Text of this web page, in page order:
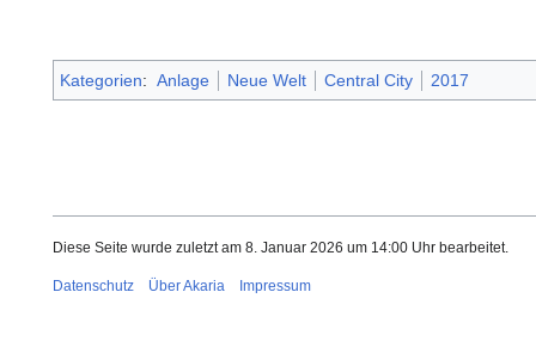
Kategorien: Anlage Neue Welt Central City 2017
Diese Seite wurde zuletzt am 8. Januar 2026 um 14:00 Uhr bearbeitet.
Datenschutz Über Akaria Impressum